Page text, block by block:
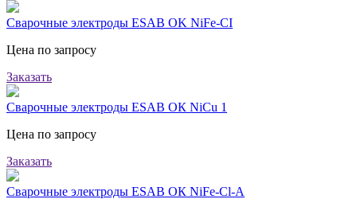
Сварочные электроды ESAB OK NiFe-CI
Цена по запросу
Заказать
Сварочные электроды ESAB ОК NiCu 1
Цена по запросу
Заказать
Сварочные электроды ESAB ОК NiFe-Cl-A